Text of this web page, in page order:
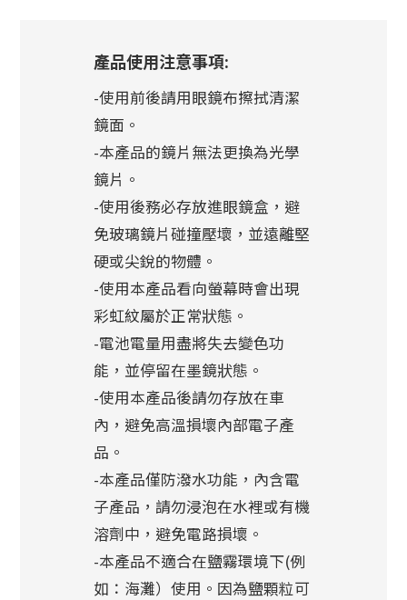
產品使用注意事項:
-使用前後請用眼鏡布擦拭清潔
鏡面。
-本產品的鏡片無法更換為光學
鏡片。
-使用後務必存放進眼鏡盒，避
免玻璃鏡片碰撞壓壞，並遠離堅
硬或尖銳的物體。
-使用本產品看向螢幕時會出現
彩虹紋屬於正常狀態。
-電池電量用盡將失去變色功
能，並停留在墨鏡狀態。
-使用本產品後請勿存放在車
內，避免高溫損壞內部電子產
品。
-本產品僅防潑水功能，內含電
子產品，請勿浸泡在水裡或有機
溶劑中，避免電路損壞。
-本產品不適合在鹽霧環境下(例
如：海灘）使用。因為鹽顆粒可